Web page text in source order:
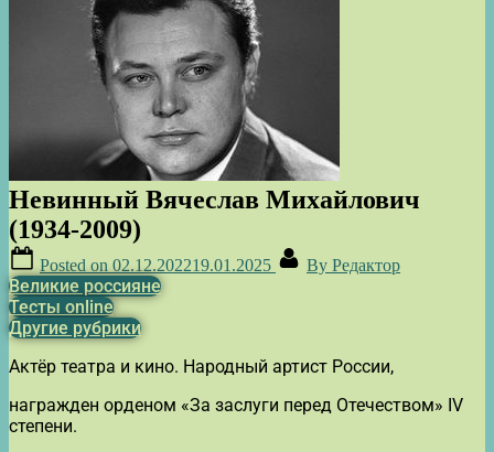
Невинный Вячеслав Михайлович
(1934-2009)
Posted on 02.12.202219.01.2025 By Редактор
Великие россияне
Тесты online
Другие рубрики
Актёр театра и кино. Народный артист России,
награжден орденом «За заслуги перед Отечеством» IV
степени.